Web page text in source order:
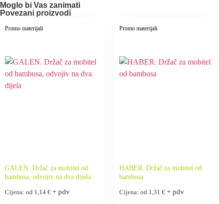
Moglo bi Vas zanimati
Povezani proizvodi
Promo materijali
GALEN. Držač za mobitel od
bambusa, odvojiv na dva dijela
Cijena: od 1,14 € + pdv
Promo materijali
HABER. Držač za mobitel od
bambusa
Cijena: od 1,31 € + pdv